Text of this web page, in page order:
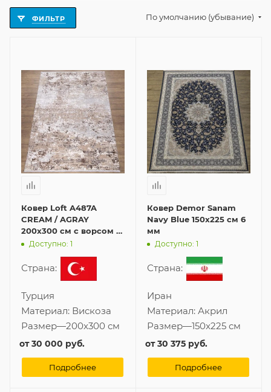
ФИЛЬТР По умолчанию (убывание)
Ковер Loft A487A
CREAM / AGRAY
200x300 см с ворсом 6
ммДоступно: 1
Страна:
Турция
Материал: Вискоза
Размер—200x300 см
от30 000 руб.
Подробнее
Ковер Demor Sanam
Navy Blue 150x225 см 6
мм
Доступно: 1
Страна:
Иран
Материал: Акрил
Размер—150x225 см
от30 375 руб.
Подробнее